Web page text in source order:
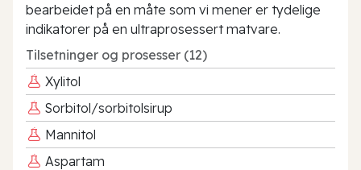
bearbeidet på en måte som vi mener er tydelige
indikatorer på en ultraprosessert matvare.
Tilsetninger og prosesser (12)
Xylitol
Sorbitol/sorbitolsirup
Mannitol
Aspartam